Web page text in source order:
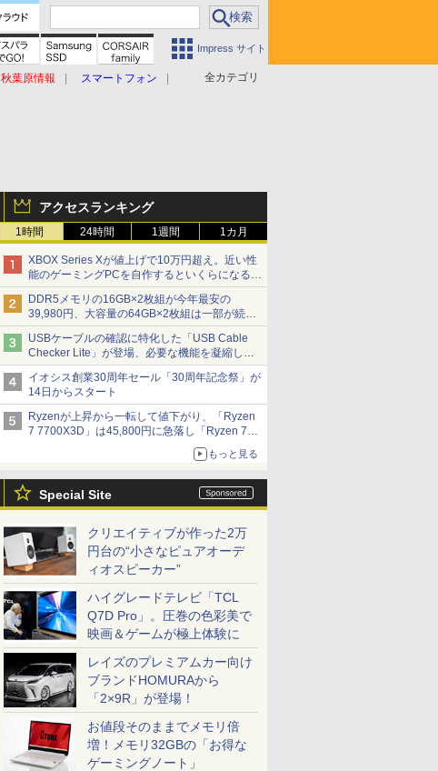
Impress サイト
全カテゴリ
秋葉原情報
スマートフォン
アクセスランキング
1時間 24時間 1週間 1カ月
XBOX Series Xが値上げで10万円超え。近い性
能のゲーミングPCを自作するといくらになる？
【石田賀津男の『酒の肴にPCゲーム』】
DDR5メモリの16GB×2枚組が今年最安の
39,980円、大容量の64GB×2枚組は一部が続騰
[8月前半のメモリ価格]
USBケーブルの確認に特化した「USB Cable
Checker Lite」が登場、必要な機能を凝縮しコ
ンパクトに 7日発売
イオシス創業30周年セール「30周年記念祭」が
14日からスタート
Ryzenが上昇から一転して値下がり、「Ryzen
7 7700X3D」は45,800円に急落し「Ryzen 7
7800X3D」との価格逆転解消 [8月前半のCPU
もっと見る
Special Site
クリエイティブが作った2万
円台の“小さなピュアオーデ
ィオスピーカー”
ハイグレードテレビ「TCL
Q7D Pro」。圧巻の色彩美で
映画＆ゲームが極上体験に
レイズのプレミアムカー向け
ブランドHOMURAから
「2×9R」が登場！
お値段そのままでメモリ倍
増！メモリ32GBの「お得な
ゲーミングノート」